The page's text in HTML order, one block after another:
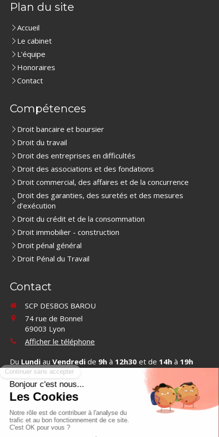
Plan du site
Accueil
Le cabinet
L'équipe
Honoraires
Contact
Compétences
Droit bancaire et boursier
Droit du travail
Droit des entreprises en difficultés
Droit des associations et des fondations
Droit commercial, des affaires et de la concurrence
Droit des garanties, des suretés et des mesures
d’exécution
Droit du crédit et de la consommation
Droit immobilier - construction
Droit pénal général
Droit Pénal du Travail
Contact
SCP DESBOS BAROU
74 rue de Bonnel
69003 Lyon
Afficher le téléphone
Du Lundi au Vendredi de 9h à 12h30 et de 14h à 19h
Contacter SCP DESBOS BAROU
©2019 SCP DESBOS BAROU - Cabinet d'avocats à Lyon